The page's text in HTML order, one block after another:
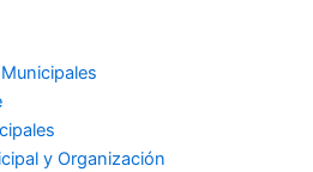
y Organización